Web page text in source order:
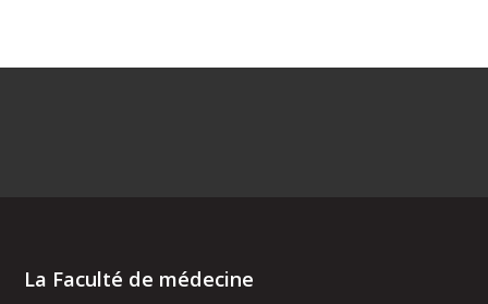
La Faculté de médecine